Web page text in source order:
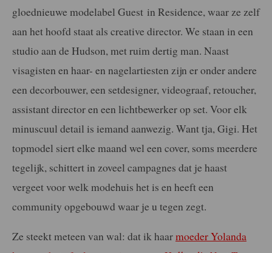
gloednieuwe modelabel Guest in Residence, waar ze zelf
aan het hoofd staat als creative director. We staan in een
studio aan de Hudson, met ruim dertig man. Naast
visagisten en haar- en nagelartiesten zijn er onder andere
een decorbouwer, een setdesigner, videograaf, retoucher,
assistant director en een lichtbewerker op set. Voor elk
minuscuul detail is iemand aanwezig. Want tja, Gigi. Het
topmodel siert elke maand wel een cover, soms meerdere
tegelijk, schittert in zoveel campagnes dat je haast
vergeet voor welk modehuis het is en heeft een
community opgebouwd waar je u tegen zegt.
Ze steekt meteen van wal: dat ik haarmoeder Yolanda